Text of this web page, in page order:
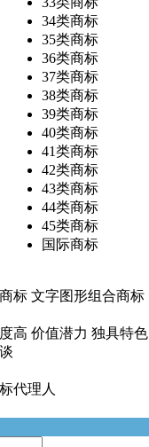
34类商标
35类商标
36类商标
37类商标
38类商标
39类商标
40类商标
41类商标
42类商标
43类商标
44类商标
45类商标
国际商标
标 文字图形组合商标
高 价值潜力 独具特色
代理人